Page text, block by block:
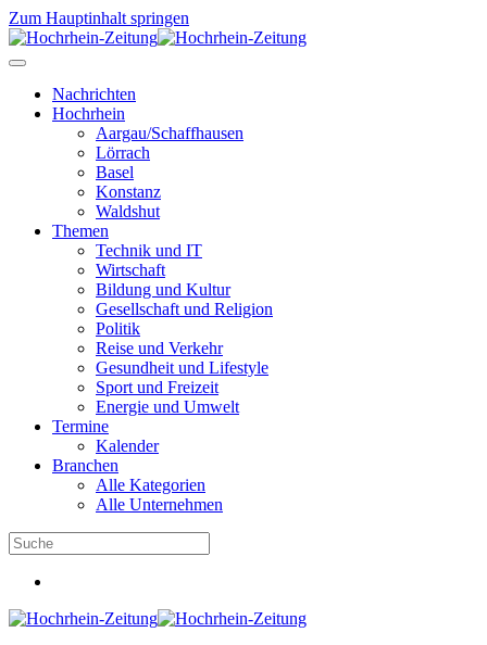
Zum Hauptinhalt springen
Nachrichten
Hochrhein
Aargau/Schaffhausen
Lörrach
Basel
Konstanz
Waldshut
Themen
Technik und IT
Wirtschaft
Bildung und Kultur
Gesellschaft und Religion
Politik
Reise und Verkehr
Gesundheit und Lifestyle
Sport und Freizeit
Energie und Umwelt
Termine
Kalender
Branchen
Alle Kategorien
Alle Unternehmen